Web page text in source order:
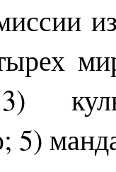
5)